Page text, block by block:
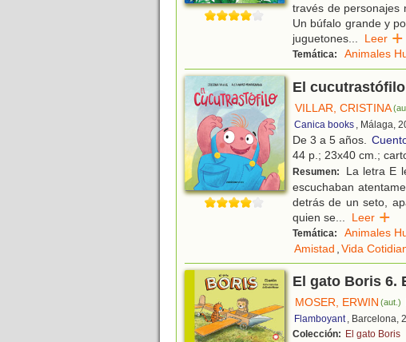
través de personajes
Un búfalo grande y
juguetones... Leer
Temática: Animales
El cucutrastófilo
VILLAR, CRISTINA
Canica books , Málaga,
De 3 a 5 años.
44 p.; 23x40 cm.;
Resumen:
La letra E
escuchaban
detrás de un seto,
quien se... Leer
Temática: Animales
Amistad ,Vida
El gato Boris 6.
MOSER, ERWIN (aut.)
Flamboyant , Barcelona,
Colección: El gato Boris